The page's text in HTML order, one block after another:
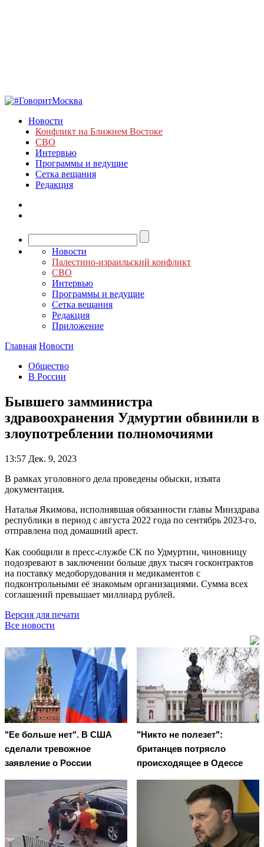
Новости
Конфликт на Ближнем Востоке
СВО
Интервью
Программы и ведущие
Сетка вещания
Редакция
Новости
Палестино-израильский конфликт
СВО
Интервью
Программы и ведущие
Сетка вещания
Редакция
Приложение
Главная Новости
Общество
В России
Бывшего замминистра
здравоохранения Удмуртии обвинили в
злоупотреблении полномочиями
13:57 Дек. 9, 2023
В рамках уголовного дела проведены обыски, изъята
документация.
Наталья Якимова, исполнявшая обязанности главы Минздрава
республики в период с августа 2022 года по сентябрь 2023-го,
отправлена под домашний арест.
Как сообщили в пресс-службе СК по Удмуртии, чиновницу
подозревают в заключении больше двух тысяч госконтрактов
на поставку медоборудования и медикаментов с
подконтрольными её знакомым организациями. Сумма всех
соглашений превышает миллиард рублей.
Версия для печати
Все новости
"Ее больше нет". В США
сделали тревожное
заявление о России
"Никто не полезет":
британцев потрясло
происходящее в Одессе